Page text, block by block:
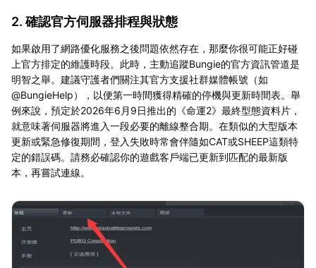
2. 確認官方伺服器排程與狀態
如果啟用了網路優化服務之後問題依然存在，那麼你很可能正好碰
上官方排定的維護時段。此時，主動追蹤Bungie的官方資訊管道是
明智之舉。建議守護者們關注其官方支援社群媒體帳號（如
@BungieHelp），以便第一時間獲得精確的停機與更新時間表。舉
例來說，預定於2026年6月9日推出的《命運2》最終型態資料片，
就意味著伺服器將進入一段必要的離線整合期。在類似的大型版本
更新或緊急修復期間，登入失敗時常會伴隨如CAT或SHEEP這類特
定的錯誤碼。請務必確認你的遊戲客戶端已更新到匹配的最新版
本，再嘗試連線。